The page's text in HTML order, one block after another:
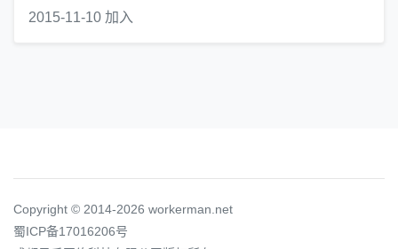
2015-11-10 加入
Copyright © 2014-2026 workerman.net
蜀ICP备17016206号